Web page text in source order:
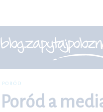
PORÓD
Poród a